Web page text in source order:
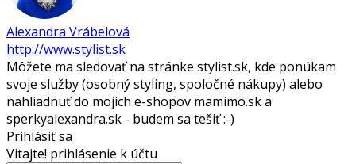
Alexandra Vrábelová
http://www.stylist.sk
Môžete ma sledovať na stránke stylist.sk, kde ponúkam
svoje služby (osobný styling, spoločné nákupy) alebo
nahliadnuť do mojich e-shopov mamimo.sk a
sperkyalexandra.sk - budem sa tešiť :-)
Prihlásiť sa
Vitajte! prihlásenie k účtu